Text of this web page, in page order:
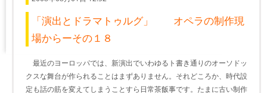
「演出とドラマトゥルグ」 オペラの制作現
場からーその１８
最近のヨーロッパでは、新演出でいわゆるト書き通りのオーソドッ
クスな舞台が作られることはまずありません。それどころか、時代設
定も話の筋を変えてしまうことすら日常茶飯事です。たまに古い制作